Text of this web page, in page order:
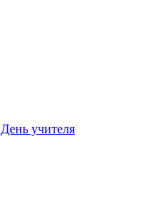
учителя